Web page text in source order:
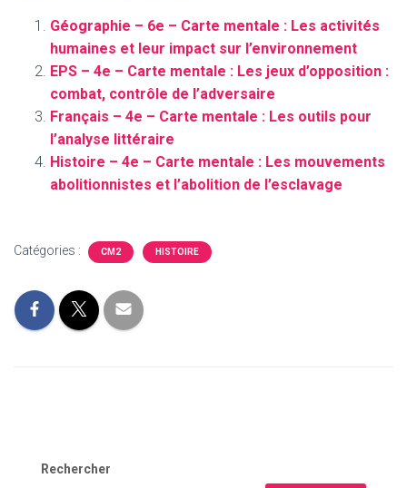
Géographie – 6e – Carte mentale : Les activités
humaines et leur impact sur l’environnement
EPS – 4e – Carte mentale : Les jeux d’opposition :
combat, contrôle de l’adversaire
Français – 4e – Carte mentale : Les outils pour
l’analyse littéraire
Histoire – 4e – Carte mentale : Les mouvements
abolitionnistes et l’abolition de l’esclavage
Catégories : CM2 HISTOIRE
Rechercher